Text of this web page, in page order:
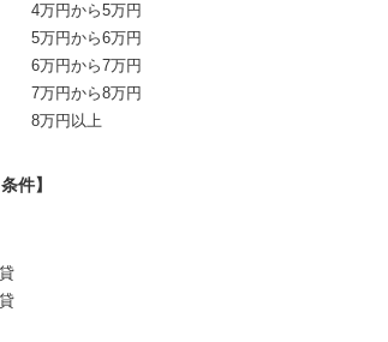
4万円から5万円
5万円から6万円
6万円から7万円
7万円から8万円
8万円以上
件】